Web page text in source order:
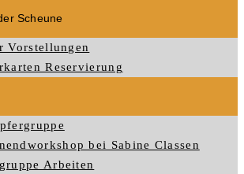
Scheune
Vorstellungen
Reservierung
bei Sabine Classen
Arbeiten